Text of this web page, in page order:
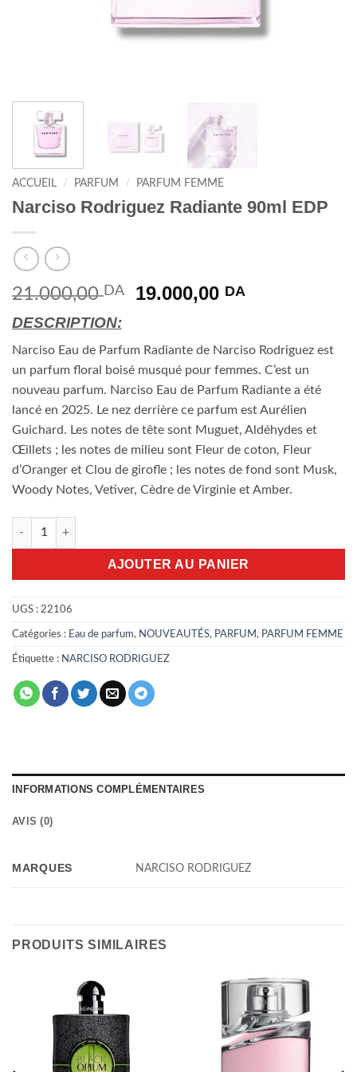
ACCUEIL / PARFUM / PARFUM FEMME
Narciso Rodriguez Radiante 90ml EDP
21.000,00DA
Le
était :
21.000,00 DA.
19.000,00 DALe
est :
19.000,00
DESCRIPTION:
Narciso Eau de Parfum Radiante de Narciso Rodriguez est
un parfum floral boisé musqué pour femmes. C’est un
nouveau parfum. Narciso Eau de Parfum Radiante a été
lancé en 2025. Le nez derrière ce parfum est Aurélien
Guichard. Les notes de tête sont Muguet, Aldéhydes et
Œillets ; les notes de milieu sont Fleur de coton, Fleur
d’Oranger et Clou de girofle ; les notes de fond sont Musk,
Woody Notes, Vetiver, Cèdre de Virginie et Amber.
quantité de Narciso Rodriguez Radiante 90ml EDP
AJOUTER AU PANIER
UGS : 22106
Catégories : Eau de parfum, NOUVEAUTÉS, PARFUM , PARFUM FEMME
Étiquette : NARCISO RODRIGUEZ
INFORMATIONS COMPLÉMENTAIRES
AVIS (0)
MARQUES NARCISO RODRIGUEZ
PRODUITS SIMILAIRES